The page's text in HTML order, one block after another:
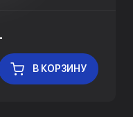
В КОРЗИНУ